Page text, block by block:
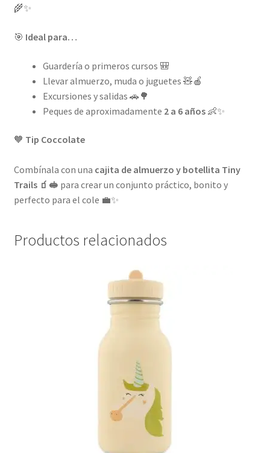
🌾✨
🎯 Ideal para…
Guardería o primeros cursos 🎒
Llevar almuerzo, muda o juguetes 🧸🍎
Excursiones y salidas 🚗🌳
Peques de aproximadamente 2 a 6 años👶✨
🧡 Tip Coccolate
Combínala con una cajita de almuerzo y botellita Tiny
Trails 🧃🥪 para crear un conjunto práctico, bonito y
perfecto para el cole 💼✨
Productos relacionados